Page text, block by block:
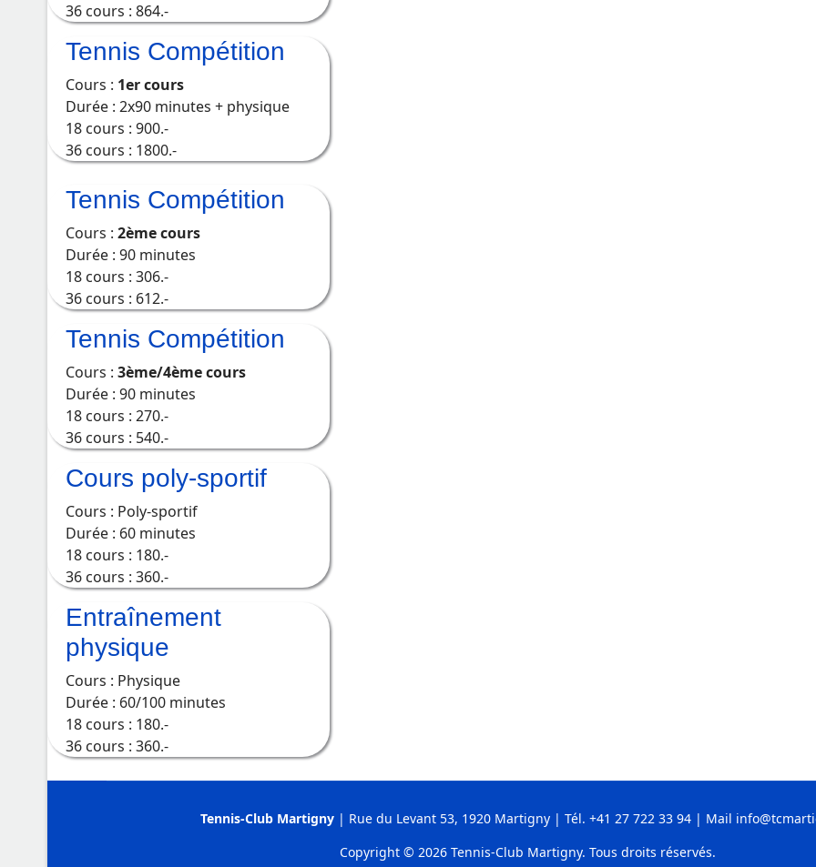
36 cours : 864.-
Tennis Compétition
Cours : 1er cours
Durée : 2x90 minutes + physique
18 cours : 900.-
36 cours : 1800.-
Tennis Compétition
Cours : 2ème cours
Durée : 90 minutes
18 cours : 306.-
36 cours : 612.-
Tennis Compétition
Cours : 3ème/4ème cours
Durée : 90 minutes
18 cours : 270.-
36 cours : 540.-
Cours poly-sportif
Cours : Poly-sportif
Durée : 60 minutes
18 cours : 180.-
36 cours : 360.-
Entraînement
physique
Cours : Physique
Durée : 60/100 minutes
18 cours : 180.-
36 cours : 360.-
Tennis-Club Martigny | Rue du Levant 53, 1920 Martigny | Tél. +41 27 722 33 94 | Mail
Copyright © 2026 Tennis-Club Martigny. Tous droits réservés.